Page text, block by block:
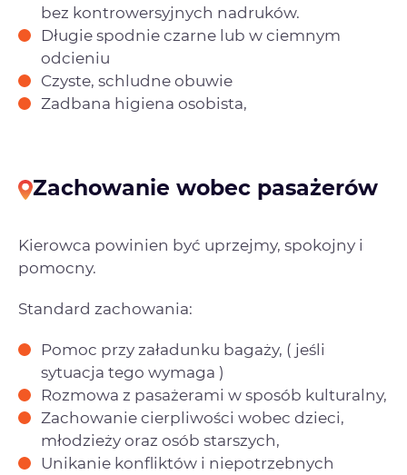
bez kontrowersyjnych nadruków.
Długie spodnie czarne lub w ciemnym
odcieniu
Czyste, schludne obuwie
Zadbana higiena osobista,
Zachowanie wobec pasażerów
Kierowca powinien być uprzejmy, spokojny i
pomocny.
Standard zachowania:
Pomoc przy załadunku bagaży, ( jeśli
sytuacja tego wymaga )
Rozmowa z pasażerami w sposób kulturalny,
Zachowanie cierpliwości wobec dzieci,
młodzieży oraz osób starszych,
Unikanie konfliktów i niepotrzebnych